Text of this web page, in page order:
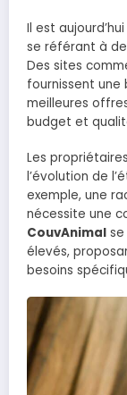
Il est
se référant à
Des sites
fournissent
meilleures
budget et
Les
l’évolution de
exemple, une
nécessite une
CouvAnimal
élevés,
besoins